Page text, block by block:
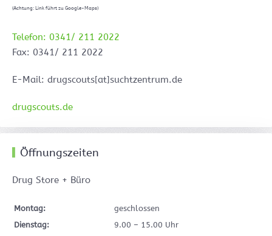
(Achtung: Link führt zu Google-Maps)
Telefon: 0341/ 211 2022
Fax: 0341/ 211 2022
E-Mail: drugscouts[at]suchtzentrum.de
drugscouts.de
Öffnungszeiten
Drug Store + Büro
Montag:
geschlossen
Dienstag:
9.00 – 15.00 Uhr